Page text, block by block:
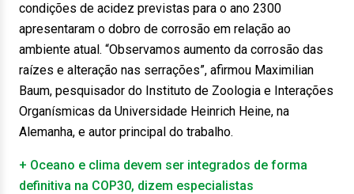
condições de acidez previstas para o ano 2300
apresentaram o dobro de corrosão em relação ao
ambiente atual. “Observamos aumento da corrosão das
raízes e alteração nas serrações”, afirmou Maximilian
Baum, pesquisador do Instituto de Zoologia e Interações
Organísmicas da Universidade Heinrich Heine, na
Alemanha, e autor principal do trabalho.
+ Oceano e clima devem ser integrados de forma
definitiva na COP30, dizem especialistas